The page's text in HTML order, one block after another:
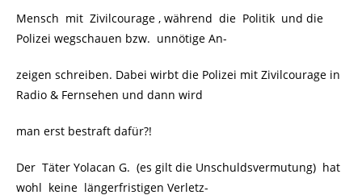
Mensch mit Zivilcourage , während die Politik und die
Polizei wegschauen bzw. unnötige An-
zeigen schreiben. Dabei wirbt die Polizei mit Zivilcourage in
Radio & Fernsehen und dann wird
man erst bestraft dafür?!
Der Täter Yolacan G. (es gilt die Unschuldsvermutung) hat
wohl keine längerfristigen Verletz-